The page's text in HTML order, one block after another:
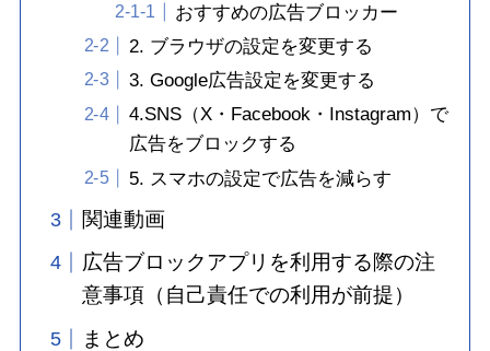
おすすめの広告ブロッカー
2. ブラウザの設定を変更する
3. Google広告設定を変更する
4.SNS（X・Facebook・Instagram）で
広告をブロックする
5. スマホの設定で広告を減らす
関連動画
広告ブロックアプリを利用する際の注
意事項（自己責任での利用が前提）
まとめ